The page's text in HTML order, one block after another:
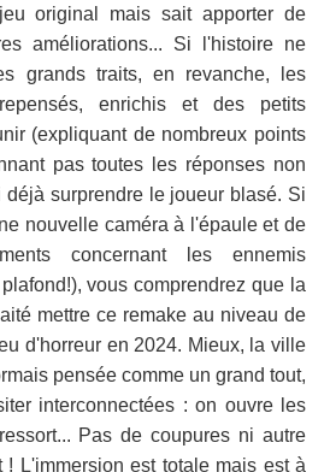
original mais sait apporter de
améliorations... Si l'histoire ne
grands traits, en revanche, les
enrichis et des petits
(expliquant de nombreux points
pas toutes les réponses non
déjà surprendre le joueur blasé. Si
nouvelle caméra à l'épaule et de
concernant les ennemis
vous comprendrez que la
mettre ce remake au niveau de
d'horreur en 2024. Mieux, la ville
pensée comme un grand tout,
interconnectées : on ouvre les
Pas de coupures ni autre
! L'immersion est totale mais est à